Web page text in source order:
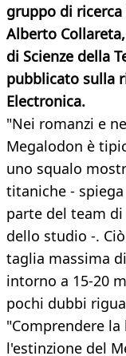
gruppo di
Alberto
di Scienze della
pubblicato sulla
Electronica.
"Nei romanzi e
Megalodon è
uno squalo
titaniche -
parte del team
dello studio -.
taglia massima
intorno a 15-20
pochi dubbi
"Comprendere
l'estinzione del